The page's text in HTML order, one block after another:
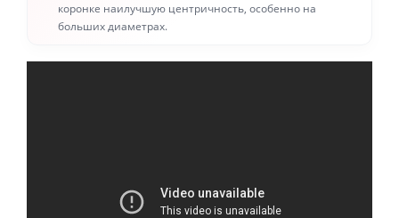
коронке наилучшую центричность, особенно на
больших диаметрах.